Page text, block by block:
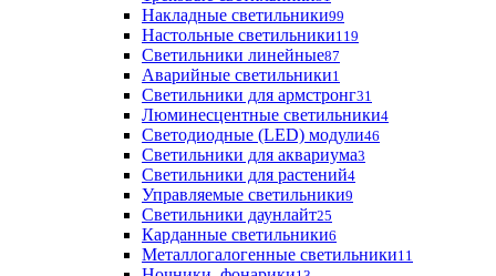
Накладные светильники99
Настольные светильники119
Светильники линейные87
Аварийные светильники1
Светильники для армстронг31
Люминесцентные светильники4
Светодиодные (LED) модули46
Светильники для аквариума3
Светильники для растений4
Управляемые светильники9
Светильники даунлайт25
Карданные светильники6
Металлогалогенные светильники11